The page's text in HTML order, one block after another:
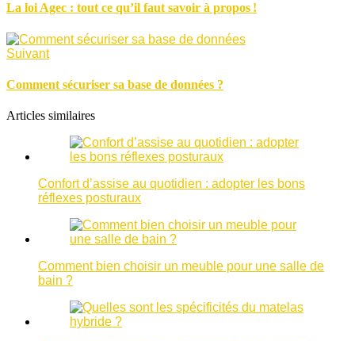
La loi Agec : tout ce qu’il faut savoir à propos !
Suivant
Comment sécuriser sa base de données ?
Articles similaires
Confort d’assise au quotidien : adopter les bons
réflexes posturaux
Comment bien choisir un meuble pour une salle de
bain ?